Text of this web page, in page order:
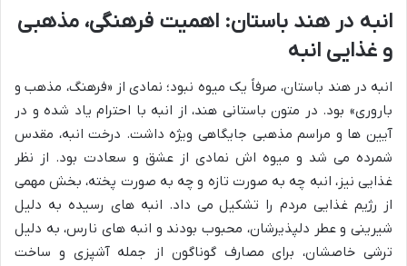
انبه در هند باستان: اهمیت فرهنگی، مذهبی
و غذایی انبه
انبه در هند باستان، صرفاً یک میوه نبود؛ نمادی از «فرهنگ، مذهب و
باروری» بود. در متون باستانی هند، از انبه با احترام یاد شده و در
آیین ها و مراسم مذهبی جایگاهی ویژه داشت. درخت انبه، مقدس
شمرده می شد و میوه اش نمادی از عشق و سعادت بود. از نظر
غذایی نیز، انبه چه به صورت تازه و چه به صورت پخته، بخش مهمی
از رژیم غذایی مردم را تشکیل می داد. انبه های رسیده به دلیل
شیرینی و عطر دلپذیرشان، محبوب بودند و انبه های نارس، به دلیل
ترشی خاصشان، برای مصارف گوناگون از جمله آشپزی و ساخت